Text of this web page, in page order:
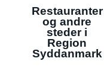
Restauranter
og andre
steder i
Region
Syddanmark